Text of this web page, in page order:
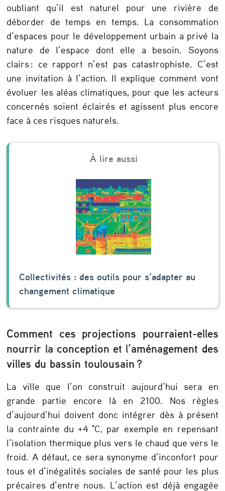
oubliant qu’il est naturel pour une rivière de
déborder de temps en temps. La consommation
d’espaces pour le développement urbain a privé la
nature de l’espace dont elle a besoin. Soyons
clairs : ce rapport n’est pas catastrophiste. C’est
une invitation à l’action. Il explique comment vont
évoluer les aléas climatiques, pour que les acteurs
concernés soient éclairés et agissent plus encore
face à ces risques naturels.
Collectivités : des outils pour s’adapter au
changement climatique
Comment ces projections pourraient-elles
nourrir la conception et l’aménagement des
villes du bassin toulousain ?
La ville que l’on construit aujourd’hui sera en
grande partie encore là en 2100. Nos règles
d’aujourd’hui doivent donc intégrer dès à présent
la contrainte du +4 °C, par exemple en repensant
l’isolation thermique plus vers le chaud que vers le
froid. A défaut, ce sera synonyme d’inconfort pour
tous et d’inégalités sociales de santé pour les plus
précaires d’entre nous. L’action est déjà engagée